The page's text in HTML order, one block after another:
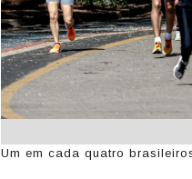
Um em cada quatro